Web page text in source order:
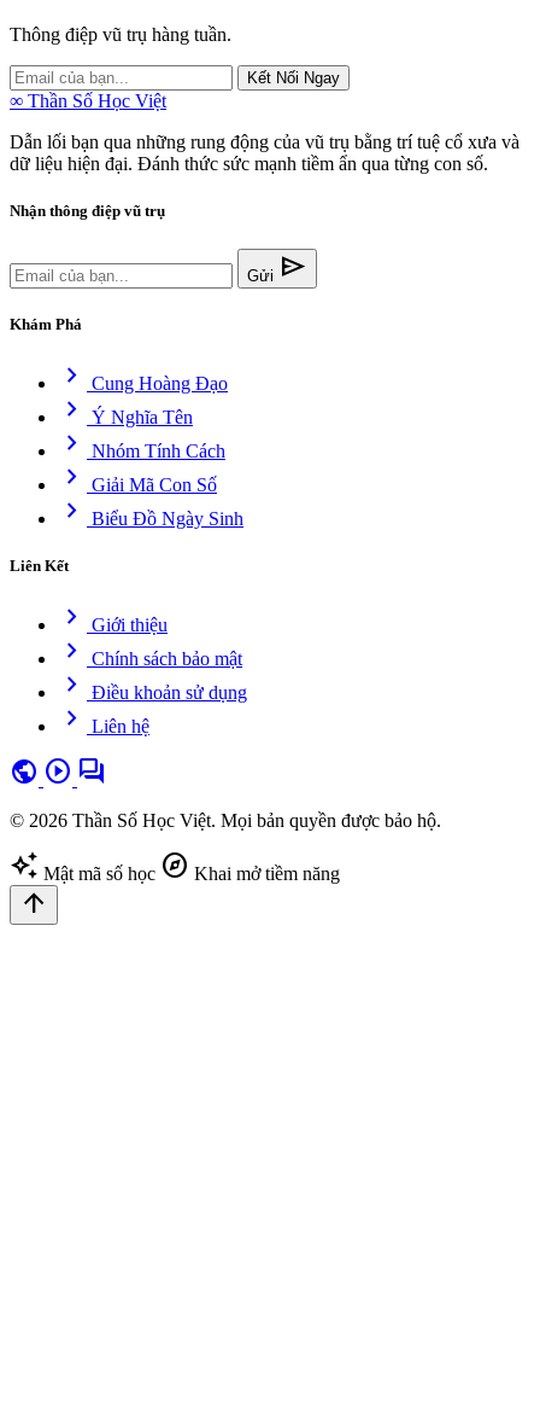
Thông điệp vũ trụ hàng tuần.
Kết Nối Ngay
∞ Thần Số Học Việt
Dẫn lối bạn qua những rung động của vũ trụ bằng trí tuệ cổ xưa và
dữ liệu hiện đại. Đánh thức sức mạnh tiềm ẩn qua từng con số.
Nhận thông điệp vũ trụ
Gửi send
Khám Phá
chevron_right Cung Hoàng Đạo
chevron_right Ý Nghĩa Tên
chevron_right Nhóm Tính Cách
chevron_right Giải Mã Con Số
chevron_right Biểu Đồ Ngày Sinh
Liên Kết
chevron_right Giới thiệu
chevron_right Chính sách bảo mật
chevron_right Điều khoản sử dụng
chevron_right Liên hệ
public play_circle forum
© 2026 Thần Số Học Việt. Mọi bản quyền được bảo hộ.
auto_awesome Mật mã số học explore Khai mở tiềm năng
arrow_upward